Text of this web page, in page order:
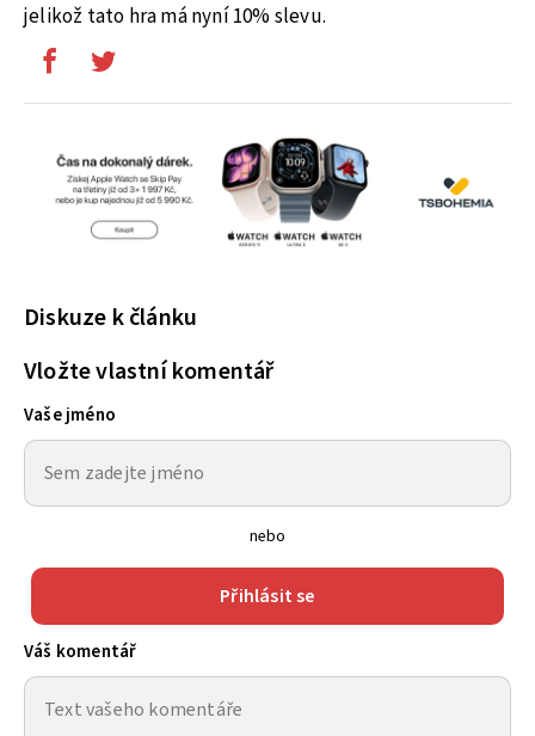
jelikož tato hra má nyní 10% slevu.
Diskuze k článku
Vložte vlastní komentář
Vaše jméno
nebo
Přihlásit se
Váš komentář